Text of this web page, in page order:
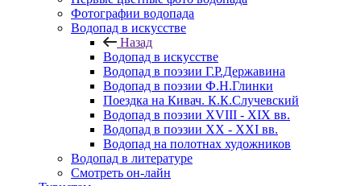
Фотографии водопада
Водопад в искусстве
Назад
Водопад в искусстве
Водопад в поэзии Г.Р.Державина
Водопад в поэзии Ф.Н.Глинки
Поездка на Кивач. К.К.Случевский
Водопад в поэзии XVIII - XIX вв.
Водопад в поэзии XX - XXI вв.
Водопад на полотнах художников
Водопад в литературе
Смотреть он-лайн